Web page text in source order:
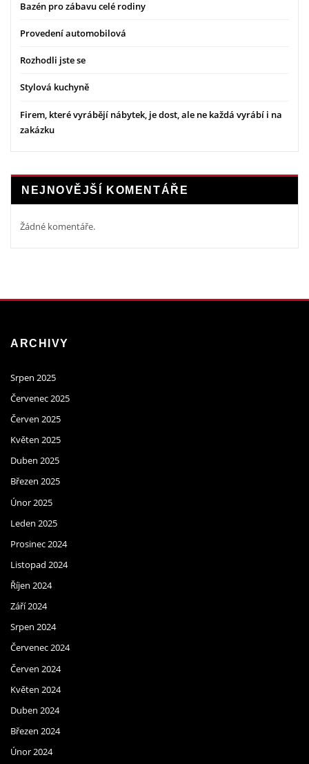
Bazén pro zábavu celé rodiny
Provedení automobilová
Rozhodli jste se
Stylová kuchyně
Firem, které vyrábějí nábytek, je dost, ale ne každá vyrábí i na
zakázku
NEJNOVĚJŠÍ KOMENTÁŘE
Žádné komentáře.
ARCHIVY
Srpen 2025
Červenec 2025
Červen 2025
Květen 2025
Duben 2025
Březen 2025
Únor 2025
Leden 2025
Prosinec 2024
Listopad 2024
Říjen 2024
Září 2024
Srpen 2024
Červenec 2024
Červen 2024
Květen 2024
Duben 2024
Březen 2024
Únor 2024